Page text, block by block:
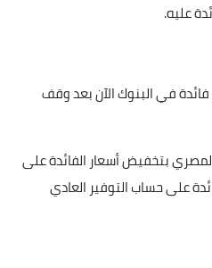
عليه.
فائدة في البنوك الآن بعد وقف
المصري بتخفيض أسعار الفائدة على
على حساب التوفير العادي